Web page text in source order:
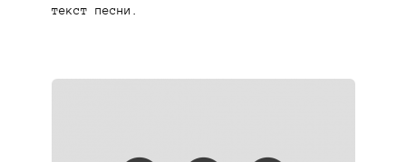
текст песни.